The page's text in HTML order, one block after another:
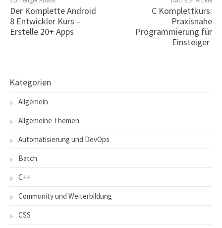
Der Komplette Android
8 Entwickler Kurs –
Erstelle 20+ Apps
C Komplettkurs:
Praxisnahe
Programmierung für
Einsteiger
Kategorien
Allgemein
Allgemeine Themen
Automatisierung und DevOps
Batch
C++
Community und Weiterbildung
CSS